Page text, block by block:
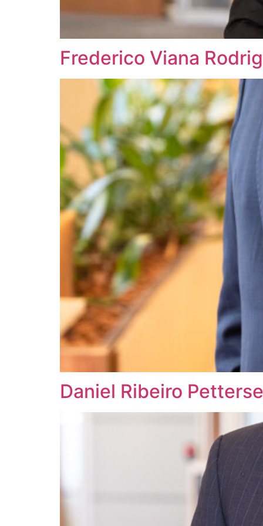
Frederico Viana
Daniel Ribeiro